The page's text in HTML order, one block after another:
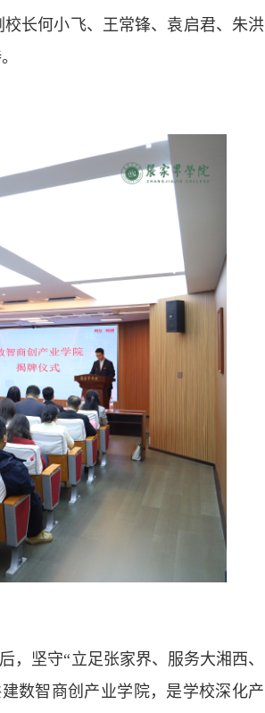
长何小飞、王常锋、袁启君、朱洪
，坚守“立足张家界、服务大湘西、
数智商创产业学院，是学校深化产